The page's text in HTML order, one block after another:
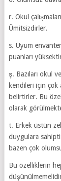
r. Okul
Ümitsizdirler.
s. Uyum
puanları
ş. Bazıları okul
kendileri için çok
belirtirler. Bu
olarak
t. Erkek üstün
duygulara
bazen çok
Bu özelliklerin